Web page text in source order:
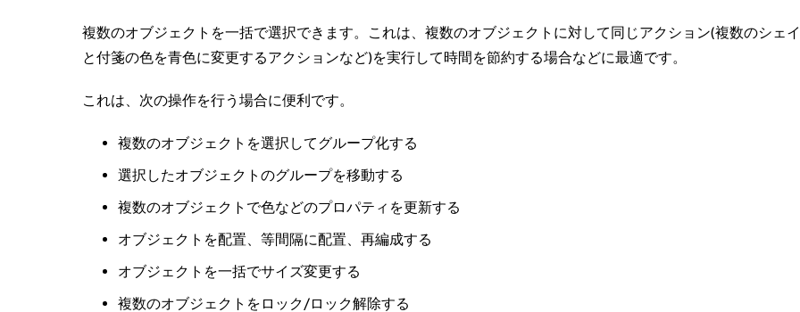
複数のオブジェクトを一括で選択できます。これは、複数のオブジェクトに対して同じアクション(複数のシェ
と付箋の色を青色に変更するアクションなど)を実行して時間を節約する場合などに最適です。
これは、次の操作を行う場合に便利です。
複数のオブジェクトを選択してグループ化する
選択したオブジェクトのグループを移動する
複数のオブジェクトで色などのプロパティを更新する
オブジェクトを配置、等間隔に配置、再編成する
オブジェクトを一括でサイズ変更する
複数のオブジェクトをロック/ロック解除する